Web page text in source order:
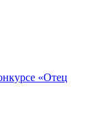
«Отец